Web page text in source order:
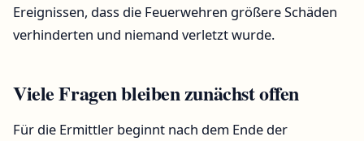
Ereignissen, dass die Feuerwehren größere Schäden
verhinderten und niemand verletzt wurde.
Viele Fragen bleiben zunächst offen
Für die Ermittler beginnt nach dem Ende der